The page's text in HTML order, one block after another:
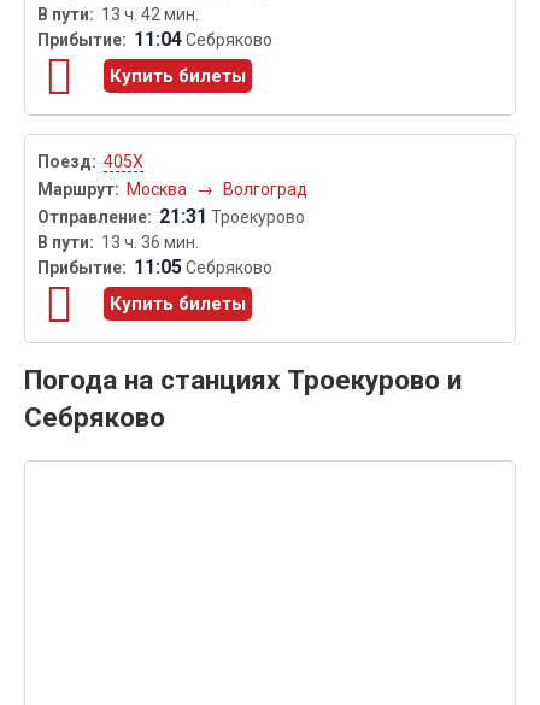
13 ч. 42 мин.
11:04Себряково
Купить билеты
405Х
Москва
→ Волгоград
21:31 Троекурово
13 ч. 36 мин.
11:05Себряково
Купить билеты
Погода на станциях Троекурово и
Себряково